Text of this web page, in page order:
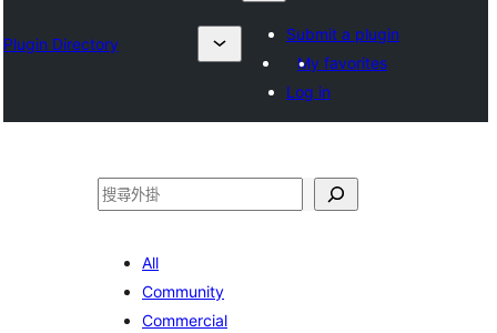
Plugin Directory
Submit a plugin
My favorites
Log in
搜
All
Community
Commercial